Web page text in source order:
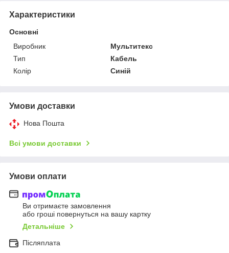
Характеристики
Основні
Виробник
Мультитекс
Тип
Кабель
Колір
Синій
Умови доставки
Нова Пошта
Всі умови доставки
Умови оплати
Ви отримаєте замовлення
або гроші повернуться на вашу картку
Детальніше
Післяплата